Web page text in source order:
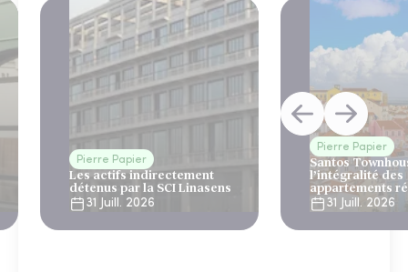
Pierre Papier
Les actifs indirectement
détenus par la SCI Linasens
31 Juill. 2026
Pierre Papier
Santos
l’intégralité des
appartements
Lisbonne
31 Juill. 2026